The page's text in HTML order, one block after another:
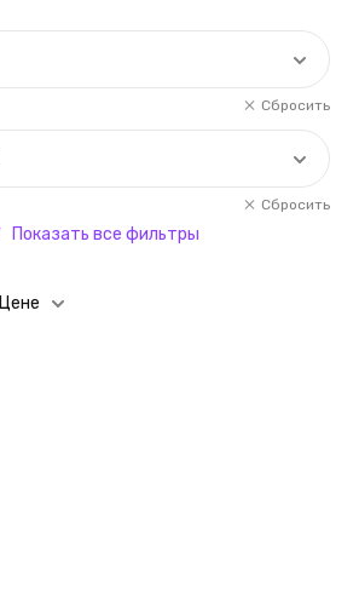
Сбросить
Сбросить
Показать все фильтры
Цене